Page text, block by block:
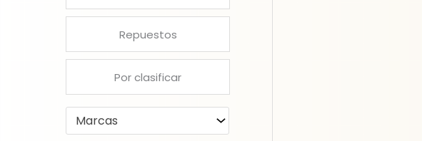
Repuestos
Por clasificar
Marcas